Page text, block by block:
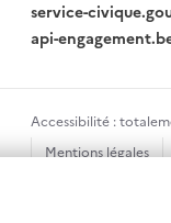
service-
api-
Accessibilité :
Mentions légales